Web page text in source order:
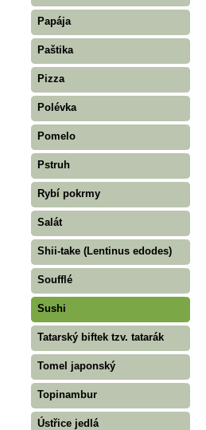
Papája
Paštika
Pizza
Polévka
Pomelo
Pstruh
Rybí pokrmy
Salát
Shii-take (Lentinus edodes)
Soufflé
Sushi
Tatarský biftek tzv. tatarák
Tomel japonský
Topinambur
Ústřice jedlá